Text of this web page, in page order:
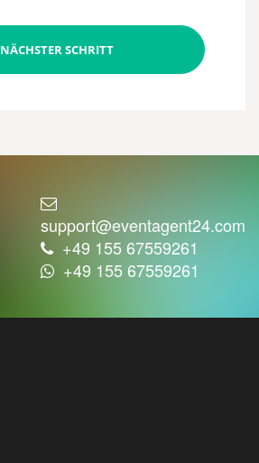
NÄCHSTER SCHRITT
support@eventagent24.com
+49 155 67559261
+49 155 67559261